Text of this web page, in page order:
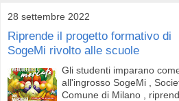
28 settembre 2022
Riprende il progetto formativo di
SogeMi rivolto alle scuole
Gli studenti imparano
all'ingrosso SogeMi ,
Comune di Milano ,